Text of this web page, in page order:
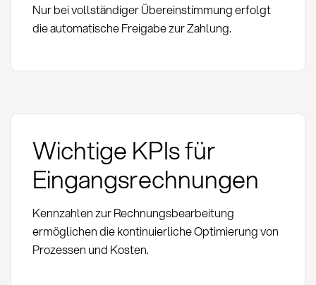
Nur bei vollständiger Übereinstimmung erfolgt
die automatische Freigabe zur Zahlung.
Wichtige KPIs für
Eingangsrechnungen
Kennzahlen zur Rechnungsbearbeitung
ermöglichen die kontinuierliche Optimierung von
Prozessen und Kosten.